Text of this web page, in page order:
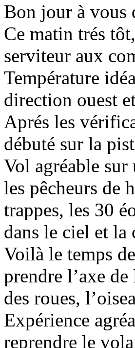
Bon jour à vous
Ce matin trés
serviteur aux
Température
direction ouest
Aprés les
débuté sur la
Vol agréable sur
les pêcheurs de
trappes, les 30
dans le ciel et
Voilà le temps
prendre l’axe
des roues,
Expérience
reprendre le